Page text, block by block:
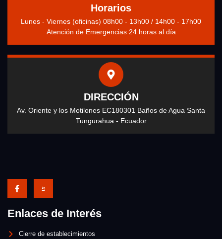
Horarios
Lunes - Viernes (oficinas) 08h00 - 13h00 / 14h00 - 17h00
Atención de Emergencias 24 horas al día
DIRECCIÓN
Av. Oriente y los Motilones EC180301 Baños de Agua Santa
Tungurahua - Ecuador
Enlaces de Interés
Cierre de establecimientos